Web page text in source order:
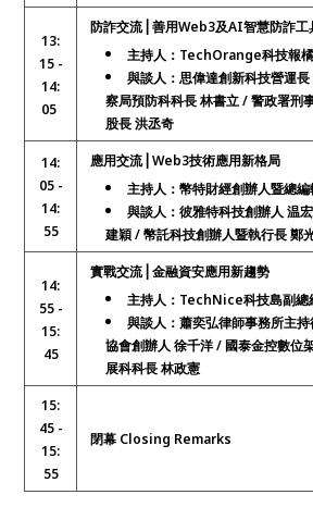
13:
15 -
14:
05
防詐交流⎥ 善用Web3及AI智慧防詐工
主持人：TechOrange科技報
與談人：思偉達創新科技營運
察局預防科科長 林書立 / 警政署刑
股長 洪丞奇
14:
05 -
14:
55
應用交流⎥ Web3技術應用新格局
主持人：幣特財經創辦人暨總
與談人：彼雅特科技創辦人 温
建穎 /幣託科技創辦人暨執行長鄭
14:
55 -
15:
45
實戰交流⎥ 金融資安應用新趨勢
主持人：TechNice科技島副總
與談人：蕭奕弘律師事務所主
協會創辦人 徐千洋 / 國泰金控數位
展科科長 林政憲
15:
45 -
15:
55
閉幕 Closing Remarks